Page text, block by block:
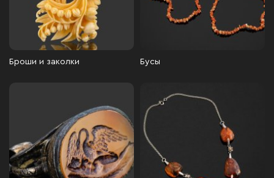
Броши и заколки Бусы